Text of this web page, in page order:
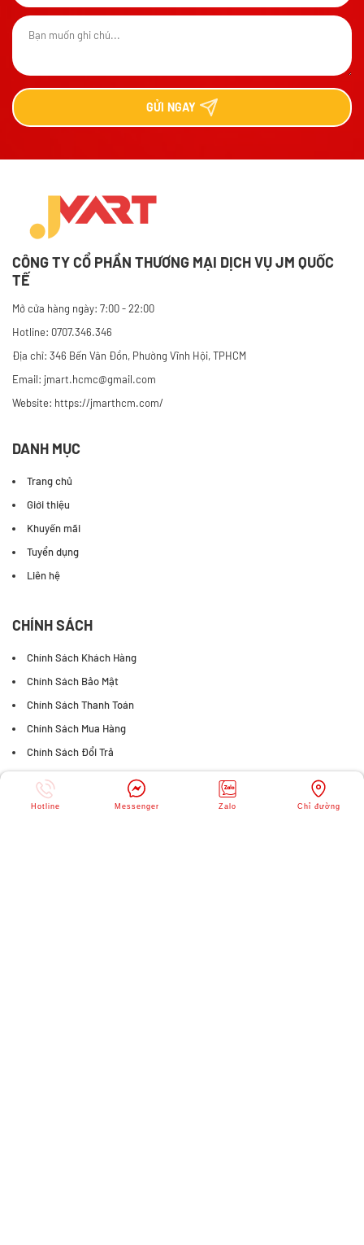
GỬI NGAY
CÔNG TY CỔ PHẦN THƯƠNG MẠI DỊCH VỤ JM QUỐC
TẾ
Mở cửa hàng ngày: 7:00 - 22:00
Hotline: 0707.346.346
Địa chỉ: 346 Bến Vân Đồn, Phường Vĩnh Hội, TPHCM
Email: jmart.hcmc@gmail.com
Website: https://jmarthcm.com/
DANH MỤC
Trang chủ
Giới thiệu
Khuyến mãi
Tuyển dụng
Liên hệ
CHÍNH SÁCH
Chính Sách Khách Hàng
Chính Sách Bảo Mật
Chính Sách Thanh Toán
Chính Sách Mua Hàng
Chính Sách Đổi Trả
FANPAGE FACEBOOK
Hotline Messenger Zalo Chỉ đường